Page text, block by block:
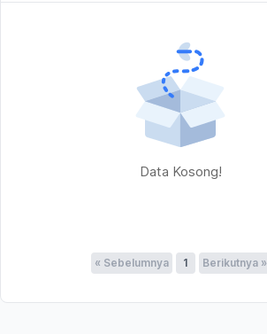
Data Kosong!
« Sebelumnya 1 Berikutnya »